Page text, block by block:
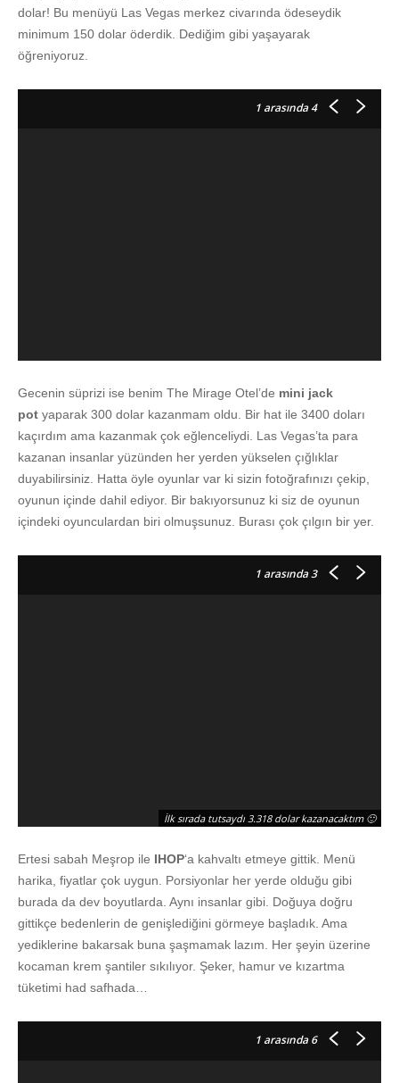
dolar! Bu menüyü Las Vegas merkez civarında ödeseydik
minimum 150 dolar öderdik. Dediğim gibi yaşayarak
öğreniyoruz.
1 arasında 4
Gecenin süprizi ise benim The Mirage Otel’de mini jack
pot yaparak 300 dolar kazanmam oldu. Bir hat ile 3400 doları
kaçırdım ama kazanmak çok eğlenceliydi. Las Vegas’ta para
kazanan insanlar yüzünden her yerden yükselen çığlıklar
duyabilirsiniz. Hatta öyle oyunlar var ki sizin fotoğrafınızı çekip,
oyunun içinde dahil ediyor. Bir bakıyorsunuz ki siz de oyunun
içindeki oyunculardan biri olmuşsunuz. Burası çok çılgın bir yer.
1 arasında 3
İlk sırada tutsaydı 3.318 dolar kazanacaktım 🙂
Ertesi sabah Meşrop ile IHOP‘a kahvaltı etmeye gittik. Menü
harika, fiyatlar çok uygun. Porsiyonlar her yerde olduğu gibi
burada da dev boyutlarda. Aynı insanlar gibi. Doğuya doğru
gittikçe bedenlerin de genişlediğini görmeye başladık. Ama
yediklerine bakarsak buna şaşmamak lazım. Her şeyin üzerine
kocaman krem şantiler sıkılıyor. Şeker, hamur ve kızartma
tüketimi had safhada…
1 arasında 6